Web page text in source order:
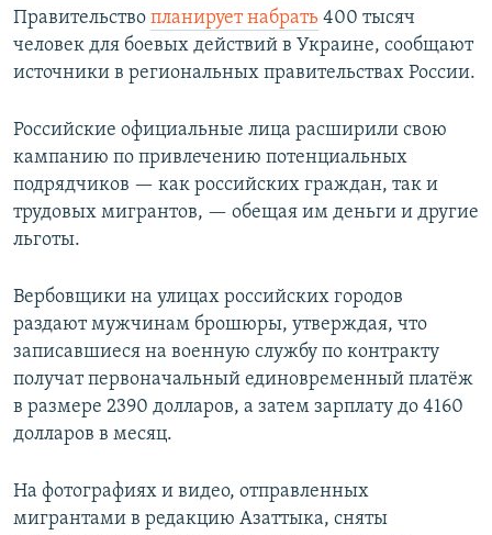
Правительство планирует набрать 400 тысяч
человек для боевых действий в Украине, сообщают
источники в региональных правительствах России.
Российские официальные лица расширили свою
кампанию по привлечению потенциальных
подрядчиков — как российских граждан, так и
трудовых мигрантов, — обещая им деньги и другие
льготы.
Вербовщики на улицах российских городов
раздают мужчинам брошюры, утверждая, что
записавшиеся на военную службу по контракту
получат первоначальный единовременный платёж
в размере 2390 долларов, а затем зарплату до 4160
долларов в месяц.
На фотографиях и видео, отправленных
мигрантами в редакцию Азаттыка, сняты